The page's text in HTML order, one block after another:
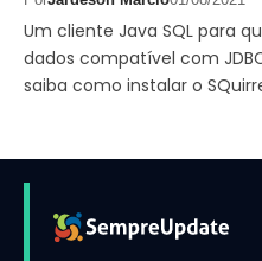
Um cliente Java SQL para
dados compatível com
saiba como instalar o